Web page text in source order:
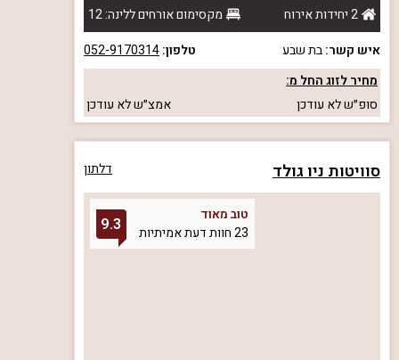
2 יחידות אירוח
מקסימום אורחים ללינה: 12
איש קשר:בת שבע טלפון:052-9170314
מחיר לזוג החל מ:
סופ״שלא עודכן אמצ״שלא עודכן
סוויטות ניו גולד דלתון
טוב מאוד
23 חוות דעת אמיתיות
9.3